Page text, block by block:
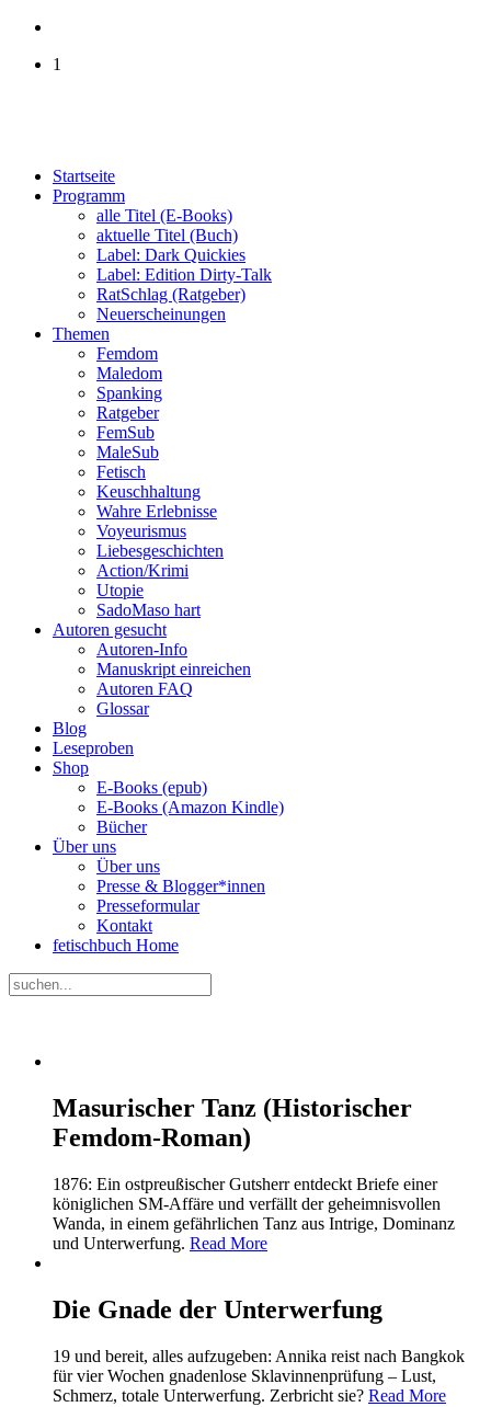
1
Startseite
Programm
alle Titel (E-Books)
aktuelle Titel (Buch)
Label: Dark Quickies
Label: Edition Dirty-Talk
RatSchlag (Ratgeber)
Neuerscheinungen
Themen
Femdom
Maledom
Spanking
Ratgeber
FemSub
MaleSub
Fetisch
Keuschhaltung
Wahre Erlebnisse
Voyeurismus
Liebesgeschichten
Action/Krimi
Utopie
SadoMaso hart
Autoren gesucht
Autoren-Info
Manuskript einreichen
Autoren FAQ
Glossar
Blog
Leseproben
Shop
E-Books (epub)
E-Books (Amazon Kindle)
Bücher
Über uns
Über uns
Presse & Blogger*innen
Presseformular
Kontakt
fetischbuch Home
Masurischer Tanz (Historischer
Femdom-Roman)
1876: Ein ostpreußischer Gutsherr entdeckt Briefe einer
königlichen SM-Affäre und verfällt der geheimnisvollen
Wanda, in einem gefährlichen Tanz aus Intrige, Dominanz
und Unterwerfung. Read More
Die Gnade der Unterwerfung
19 und bereit, alles aufzugeben: Annika reist nach Bangkok
für vier Wochen gnadenlose Sklavinnenprüfung – Lust,
Schmerz, totale Unterwerfung. Zerbricht sie? Read More